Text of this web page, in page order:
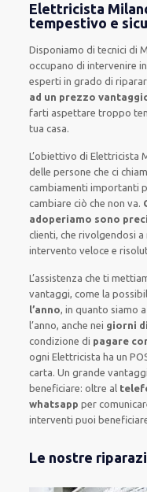
Elettricista
tempestivo e
Disponiamo ditecnici di
occupano di intervenire
espertiin grado di
ad un prezzo
farti aspettare troppo
tua casa.
L’obiettivo di Elettricista
delle persone checi
cambiamenti importanti
cambiare ciò che non va.
adoperiamo sono
clienti, che rivolgendosi
interventoveloce e
L’assistenza che ti
vantaggi, come la
l’anno, in quanto siamo
l’anno, anche nei giorni
condizione di pagare
ogni Elettricista haun
carta.Un grande
beneficiare: oltre al
whatsappper
interventi puoi
Le nostre